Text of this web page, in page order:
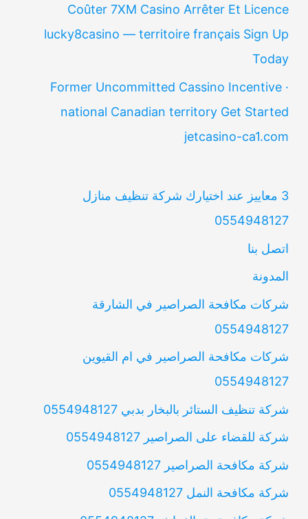
Coûter 7XM Casino Arrêter Et Licence
lucky8casino — territoire français Sign Up
Today
Former Uncommitted Cassino Incentive ·
national Canadian territory Get Started
jetcasino-ca1.com
3 معاييز عند اختيارك شركة تنظيف منازل
0554948127
اتصل بنا
المدونة
شركات مكافحة الصراصير في الشارقة
0554948127
شركات مكافحة الصراصير في ام القيوين
0554948127
شركة تنظيف الستائر بالبخار بدبي 0554948127
شركة للقضاء على الصراصير 0554948127
شركة مكافحة الصراصير 0554948127
شركة مكافحة النمل 0554948127